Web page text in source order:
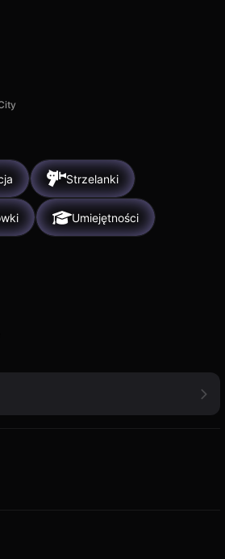
Strzelanki
Umiejętności